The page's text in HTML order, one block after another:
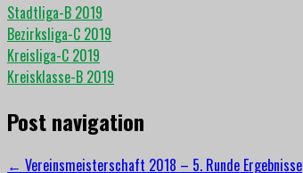
Stadtliga-B 2019
Bezirksliga-C 2019
Kreisliga-C 2019
Kreisklasse-B 2019
Post navigation
← Vereinsmeisterschaft 2018 – 5. Runde Ergebnisse